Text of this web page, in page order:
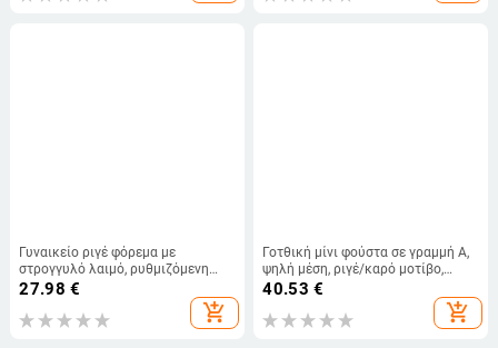
Γυναικείο ριγέ φόρεμα με
στρογγυλό λαιμό, ρυθμιζόμενη
ζώνη στη μέση, μεσαίου μήκους,
27.98 €
add_shopping_cart
Γοτθική μίνι φούστα σε γραμμή Α,
ψηλή μέση, ριγέ/καρό μοτίβο,
πολυεστέρας 95%+, άνοιξη 2025
40.53 €
add_shopping_cart